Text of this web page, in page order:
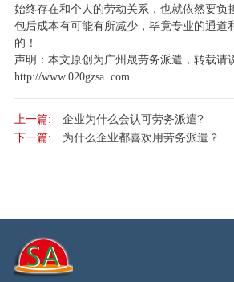
始终存在和个人的劳动关系，也就依然要负
包后成本有可能有所减少，毕竟专业的通道
的！
声明：本文原创为广州晟劳务派遣，转载请
http://www.020gzsa..com
上一篇:
企业为什么会认可劳务派遣?
下一篇:
为什么企业都喜欢用劳务派遣？